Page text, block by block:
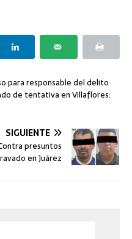
para responsable del delito
de tentativa en Villaflores:
SIGUIENTE
presuntos
en Juárez